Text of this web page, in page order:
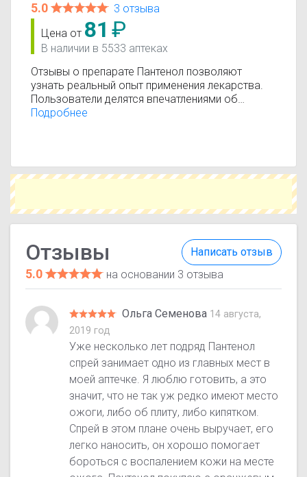
5.0
3 отзыва
Цена от 81 ₽
В наличии в 5533 аптеках
Отзывы о препарате Пантенол позволяют
узнать реальный опыт применения лекарства.
Пользователи делятся впечатлениями об
эффективности, переносимости и результатах
Подробнее
Написать отзыв
Отзывы
5.0 на основании 3 отзыва
Ольга Семенова 14 августа,
2019 год
Уже несколько лет подряд Пантенол
спрей занимает одно из главных мест в
моей аптечке. Я люблю готовить, а это
значит, что не так уж редко имеют место
ожоги, либо об плиту, либо кипятком.
Спрей в этом плане очень выручает, его
легко наносить, он хорошо помогает
бороться с воспалением кожи на месте